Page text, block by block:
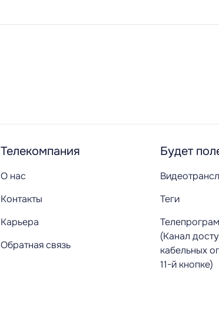
Телекомпания
О нас
Контакты
Карьера
Обратная связь
Будет
Теги
(Канал
кабельных
11-й кнопке)